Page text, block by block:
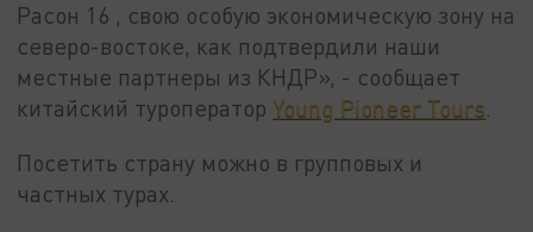
Расон 16 , свою особую экономическую зону на
северо-востоке, как подтвердили наши
местные партнеры из КНДР», - сообщает
китайский туроператор Young Pioneer Tours
Посетить страну можно в групповых и
частных турах.